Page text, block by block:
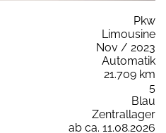
Pkw
Limousine
Nov / 2023
Automatik
21.709 km
5
Blau
Zentrallager
ab ca. 11.08.2026